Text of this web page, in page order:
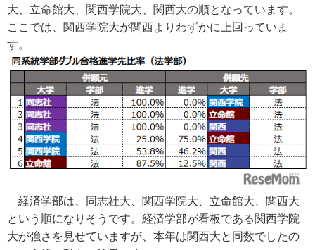
大、立命館大、関西学院大、関西大の順となっています。
ここでは、関西学院大が関西よりわずかに上回っていま
す。
経済学部は、同志社大、関西学院大、立命館大、関西大
という順になりそうです。経済学部が看板である関西学院
大が強さを見せていますが、本年は関西大と同数でしたの